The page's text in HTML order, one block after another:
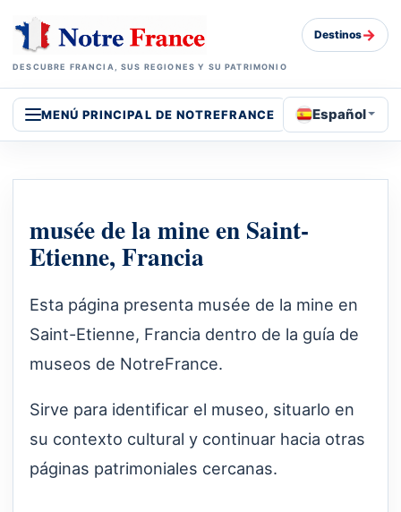
DESCUBRE FRANCIA, SUS REGIONES Y SU PATRIMONIO
Destinos→
MENÚ PRINCIPAL DE NOTREFRANCE Español
musée de la mine en Saint-
Etienne, Francia
Esta página presenta musée de la mine en
Saint-Etienne, Francia dentro de la guía de
museos de NotreFrance.
Sirve para identificar el museo, situarlo en
su contexto cultural y continuar hacia otras
páginas patrimoniales cercanas.